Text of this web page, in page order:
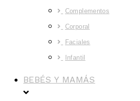
Complementos
Corporal
Faciales
Infantil
BEBÉS Y MAMÁS